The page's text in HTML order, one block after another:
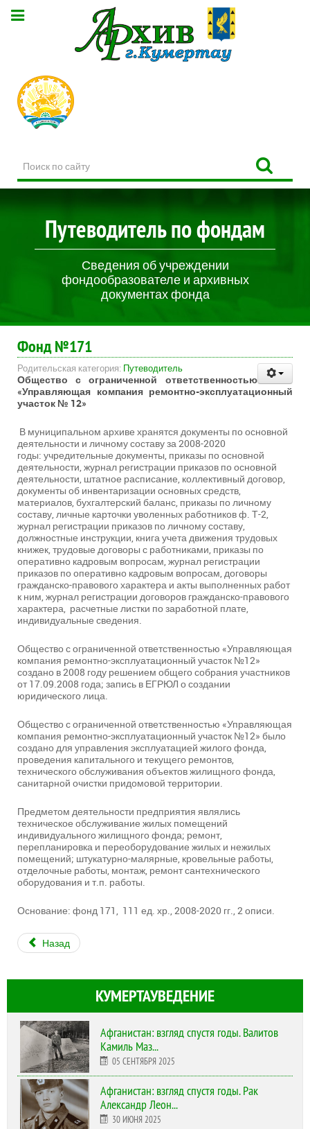
по
сайту
Путеводитель по фондам
Сведения об учреждении
фондообразователе и архивных
документах фонда
Фонд №171
Родительская категория: Путеводитель
Общество с ограниченной ответственностью
«Управляющая компания ремонтно-эксплуатационный
участок № 12»
В муниципальном архиве хранятся документы по основной
деятельности и личному составу за 2008-2020
годы: учредительные документы, приказы по основной
деятельности, журнал регистрации приказов по основной
деятельности, штатное расписание, коллективный договор,
документы об инвентаризации основных средств,
материалов, бухгалтерский баланс, приказы по личному
составу, личные карточки уволенных работников ф. Т-2,
журнал регистрации приказов по личному составу,
должностные инструкции, книга учета движения трудовых
книжек, трудовые договоры с работниками, приказы по
оперативно кадровым вопросам, журнал регистрации
приказов по оперативно кадровым вопросам, договоры
гражданско-правового характера и акты выполненных работ
к ним, журнал регистрации договоров гражданско-правового
характера, расчетные листки по заработной плате,
индивидуальные сведения.
Общество с ограниченной ответственностью «Управляющая
компания ремонтно-эксплуатационный участок №12»
создано в 2008 году решением общего собрания участников
от 17.09.2008 года; запись в ЕГРЮЛ о создании
юридического лица.
Общество с ограниченной ответственностью «Управляющая
компания ремонтно-эксплуатационный участок №12» было
создано для управления эксплуатацией жилого фонда,
проведения капитального и текущего ремонтов,
технического обслуживания объектов жилищного фонда,
санитарной очистки придомовой территории.
Предметом деятельности предприятия являлись
техническое обслуживание жилых помещений
индивидуального жилищного фонда; ремонт,
перепланировка и переоборудование жилых и нежилых
помещений; штукатурно-малярные, кровельные работы,
отделочные работы, монтаж, ремонт сантехнического
оборудования и т.п. работы.
Основание: фонд 171, 111 ед. хр., 2008-2020 гг., 2 описи.
Назад
КУМЕРТАУВЕДЕНИЕ
Афганистан: взгляд спустя годы. Валитов
Камиль Маз...
05 СЕНТЯБРЯ 2025
Афганистан: взгляд спустя годы. Рак
Александр Леон...
30 ИЮНЯ 2025